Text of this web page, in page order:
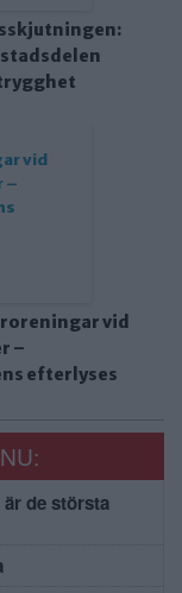
stadsdelen
vid
–
efterlyses
de största